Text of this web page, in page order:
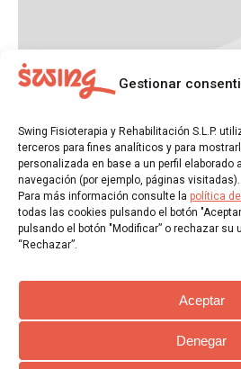
Gestionar
Swing Fisioterapia y Rehabilitación S.L.P.
terceros para fines analíticos y para
personalizada en base a un perfil elaborado
navegación (por ejemplo, páginas visitadas).
Para más información consulte la política
todas las cookies pulsando el botón
pulsando el botón "Modificar” o rechazar su
“Rechazar”.
Aceptar
Denegar
Book cover design
Nullam porta nulla non arcu tempus